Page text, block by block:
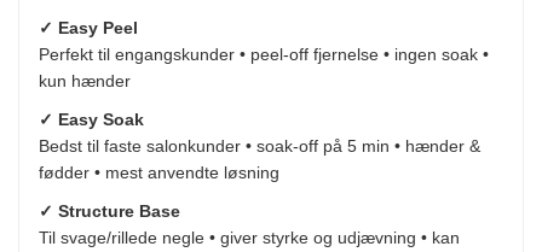
✓ Easy Peel
Perfekt til engangskunder • peel-off fjernelse • ingen soak •
kun hænder
✓ Easy Soak
Bedst til faste salonkunder • soak-off på 5 min • hænder &
fødder • mest anvendte løsning
✓ Structure Base
Til svage/rillede negle • giver styrke og udjævning • kan